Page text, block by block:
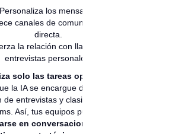
Personaliza los mensajes.
canales de comunicación
directa.
la relación con llamadas o
entrevistas personales.
solo las tareas operativas
la IA se encargue de la
de entrevistas y clasificación de
Así, tus equipos pueden
en conversaciones